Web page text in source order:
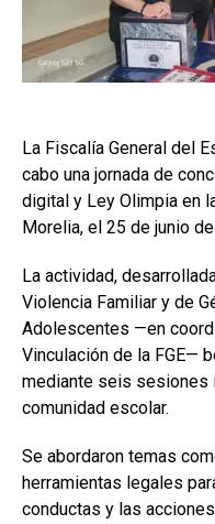
La Fiscalía General del
cabo una jornada de
digital y Ley Olimpia en
Morelia, el 25 de junio
La actividad,
Violencia Familiar y de
Adolescentes —en
Vinculación de la FGE—
mediante seis sesiones
comunidad escolar.
Se abordaron temas
herramientas legales
conductas y las